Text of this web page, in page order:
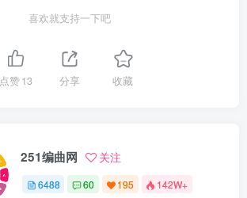
喜欢就支持一下吧
点赞13 分享 收藏
251编曲网 关注
6488 60 195 142W+